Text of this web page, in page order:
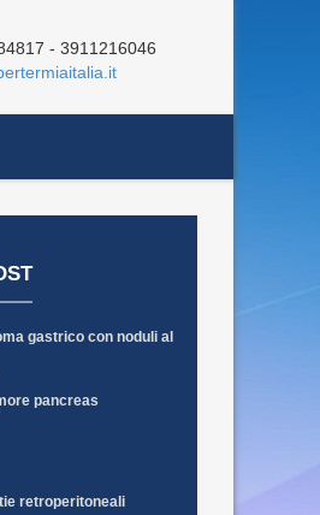
- 3911216046
gastrico con noduli al
pancreas
retroperitoneali